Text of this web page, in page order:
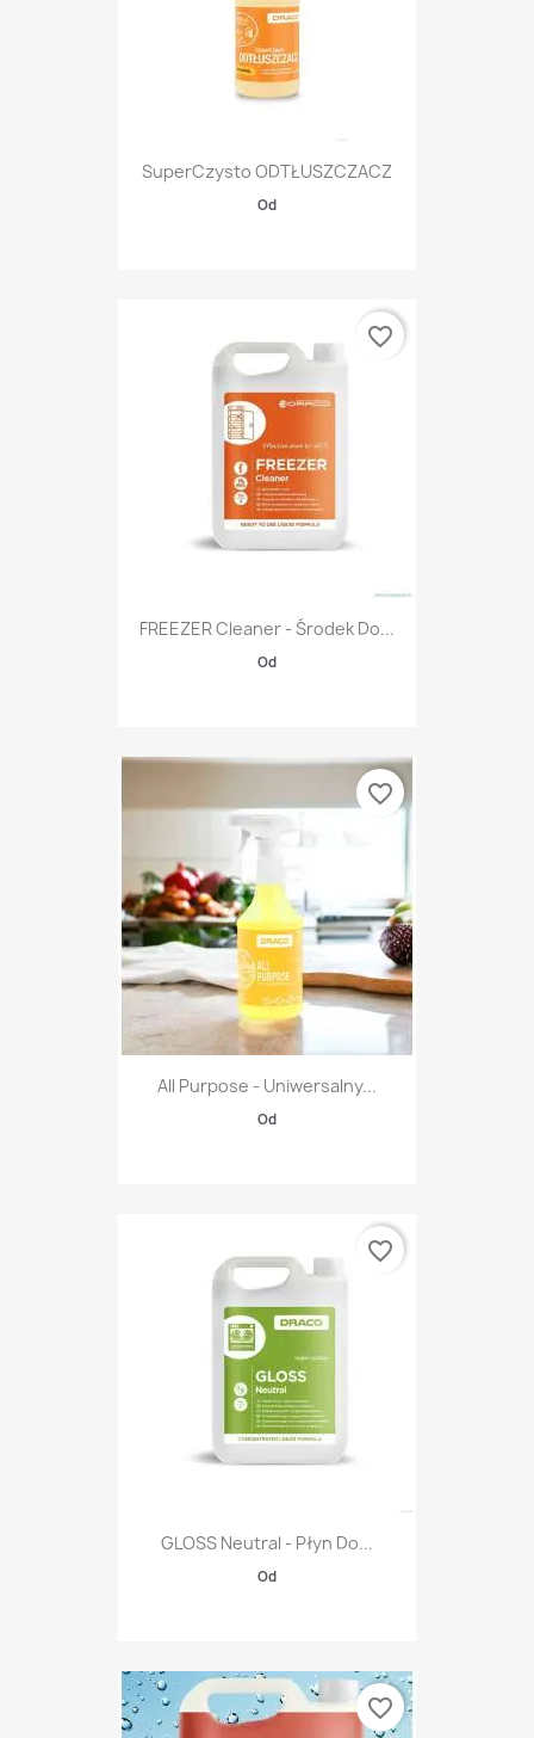
SuperCzysto ODTŁUSZCZACZ
Od
FREEZER Cleaner - Środek Do...
Od
favorite_border
All Purpose - Uniwersalny...
Od
favorite_border
GLOSS Neutral - Płyn Do...
Od
favorite_border
favorite_border